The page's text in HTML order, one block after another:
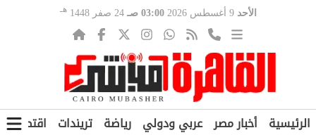
الأحد 9 أغسطس 2026 03:00 صـ 24 صفر 1448 هـ
الرئيسية أخبار مصر عربي ودولي رياضة تريندات اقتصاد